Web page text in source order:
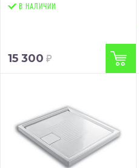
В НАЛИЧИИ
15 300